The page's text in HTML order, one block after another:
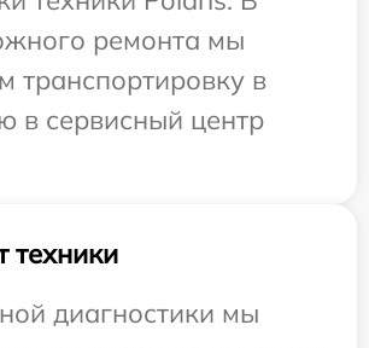
ремонта мы
транспортировку в
в сервисный центр
техники
диагностики мы